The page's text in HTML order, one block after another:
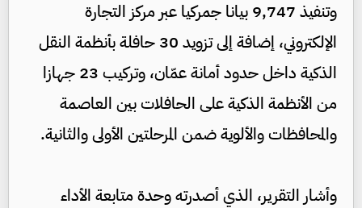
وتنفيذ 9,747 بيانا جمركيا عبر مركز التجارة
الإلكتروني، إضافة إلى تزويد 30 حافلة بأنظمة النقل
الذكية داخل حدود أمانة عمّان، وتركيب 23 جهازا
من الأنظمة الذكية على الحافلات بين العاصمة
والمحافظات والألوية ضمن المرحلتين الأولى والثانية.
وأشار التقرير، الذي أصدرته وحدة متابعة الأداء